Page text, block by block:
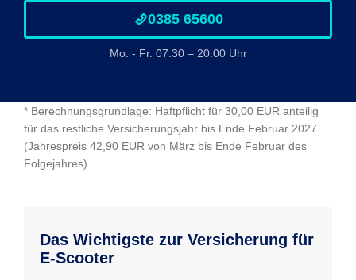
0385 65600
Mo. - Fr. 07:30 – 20:00 Uhr
* Berechnungsgrundlage: Haftpflicht für 30,00 EUR anteilig
für das restliche Versicherungsjahr bis Ende Februar 2027
(Jahrespreis 42,90 EUR von März bis Ende Februar des
Folgejahres).
Das Wichtigste zur Versicherung für
E-Scooter